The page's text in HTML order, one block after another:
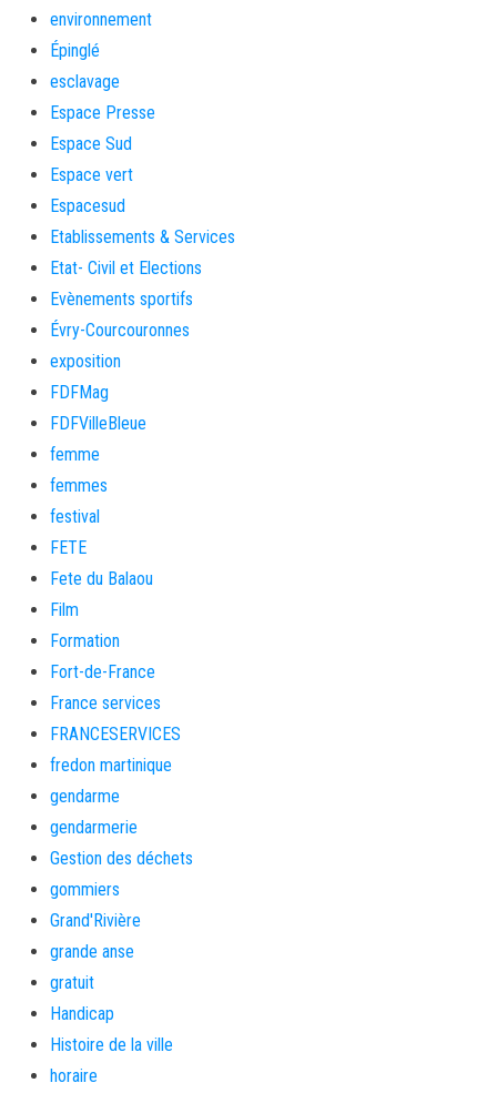
environnement
Épinglé
esclavage
Espace Presse
Espace Sud
Espace vert
Espacesud
Etablissements & Services
Etat- Civil et Elections
Evènements sportifs
Évry-Courcouronnes
exposition
FDFMag
FDFVilleBleue
femme
femmes
festival
FETE
Fete du Balaou
Film
Formation
Fort-de-France
France services
FRANCESERVICES
fredon martinique
gendarme
gendarmerie
Gestion des déchets
gommiers
Grand'Rivière
grande anse
gratuit
Handicap
Histoire de la ville
horaire